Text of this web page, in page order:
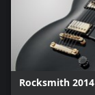
Rocksmith 2014